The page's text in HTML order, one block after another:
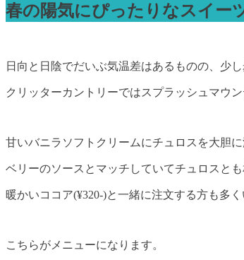
春の陽気にぴったりなスイー
日向と日陰でだいぶ気温差はあるものの、少
クリッターカントリーではスプラッシュマウ
甘いバニラソフトクリームにチュロスを大胆
ベリーのソースとマッチしていてチュロスとも
暖かいココア(¥320-)と一緒に注文する方も多く
こちらがメニューになります。